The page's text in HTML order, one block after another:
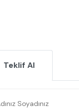
Teklif Al